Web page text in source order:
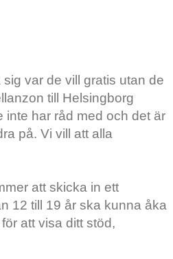
var de vill gratis utan de
till Helsingborg
inte har råd med och det är
på. Vi vill att alla
att skicka in ett
12 till 19 år ska kunna åka
att visa ditt stöd,